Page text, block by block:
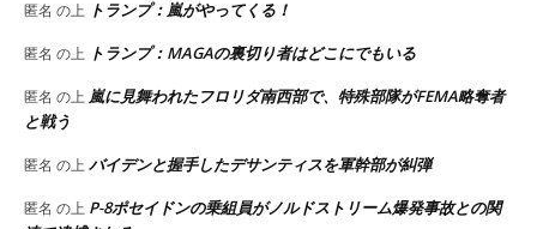
匿名 の上 トランプ：嵐がやってくる！
匿名 の上 トランプ：MAGAの裏切り者はどこにでもいる
匿名 の上 嵐に見舞われたフロリダ南西部で、特殊部隊がFEMA略奪者
と戦う
匿名 の上 バイデンと握手したデサンティスを軍幹部が糾弾
匿名 の上 P-8ポセイドンの乗組員がノルドストリーム爆発事故との関